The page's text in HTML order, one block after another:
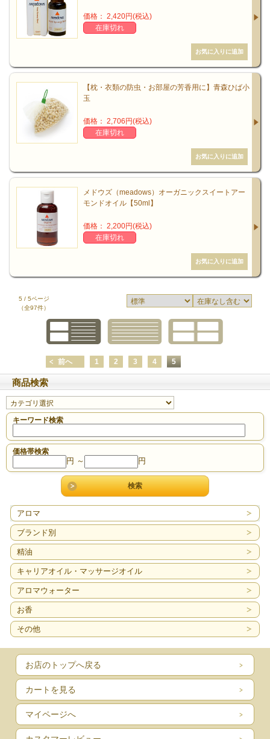
価格： 2,420円(税込)
在庫切れ
【枕・衣類の防虫・お部屋の芳香用に】青森ひば小
玉
価格： 2,706円(税込)
在庫切れ
メドウズ（meadows）オーガニックスイートアー
モンドオイル【50ml】
価格： 2,200円(税込)
在庫切れ
5 / 5ページ
（全97件）
前へ 1 2 3 4 5
商品検索
キーワード検索
価格帯検索
円 ～ 円
アロマ
ブランド別
精油
キャリアオイル・マッサージオイル
アロマウォーター
お香
その他
お店のトップへ戻る
カートを見る
マイページへ